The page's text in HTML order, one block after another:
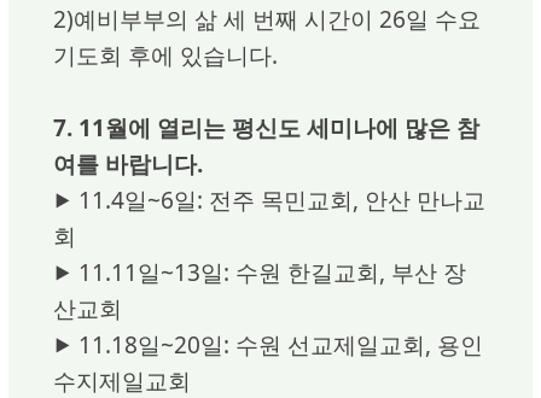
2)예비부부의 삶 세 번째 시간이 26일 수요
기도회 후에 있습니다.
7. 11월에 열리는 평신도 세미나에 많은 참
여를 바랍니다.
⯈ 11.4일~6일: 전주 목민교회, 안산 만나교
회
⯈ 11.11일~13일: 수원 한길교회, 부산 장
산교회
⯈ 11.18일~20일: 수원 선교제일교회, 용인
수지제일교회